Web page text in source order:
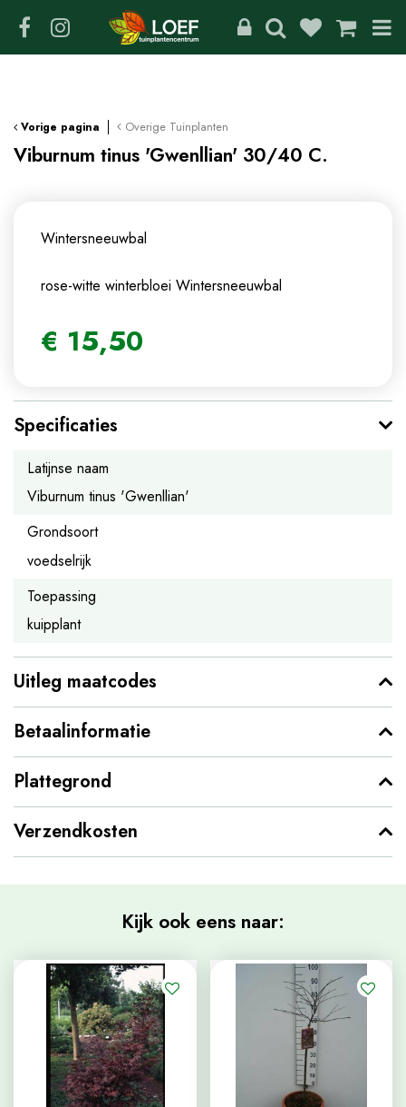
Vorige pagina Overige Tuinplanten
Viburnum tinus 'Gwenllian' 30/40 C.
Wintersneeuwbal
rose-witte winterbloei Wintersneeuwbal
€ 15,50
Specificaties
Latijnse naam
Viburnum tinus 'Gwenllian'
Grondsoort
voedselrijk
Toepassing
kuipplant
Uitleg maatcodes
Betaalinformatie
Plattegrond
Verzendkosten
Kijk ook eens naar: